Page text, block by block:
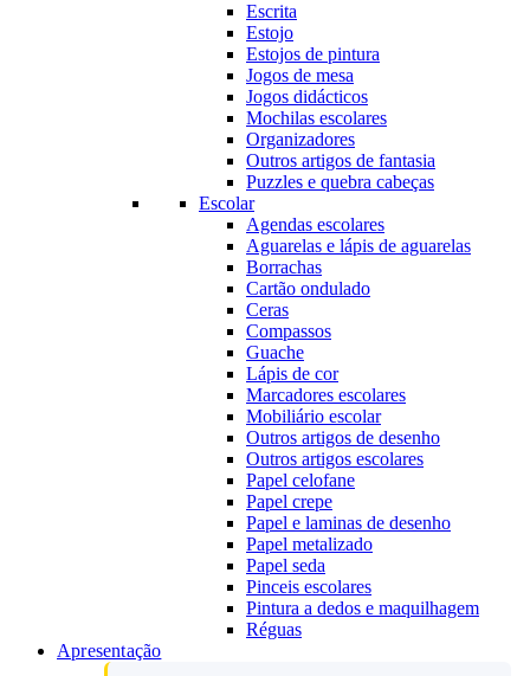
Escrita
Estojo
Estojos de pintura
Jogos de mesa
Jogos didácticos
Mochilas escolares
Organizadores
Outros artigos de fantasia
Puzzles e quebra cabeças
Escolar
Agendas escolares
Aguarelas e lápis de aguarelas
Borrachas
Cartão ondulado
Ceras
Compassos
Guache
Lápis de cor
Marcadores escolares
Mobiliário escolar
Outros artigos de desenho
Outros artigos escolares
Papel celofane
Papel crepe
Papel e laminas de desenho
Papel metalizado
Papel seda
Pinceis escolares
Pintura a dedos e maquilhagem
Réguas
Apresentação